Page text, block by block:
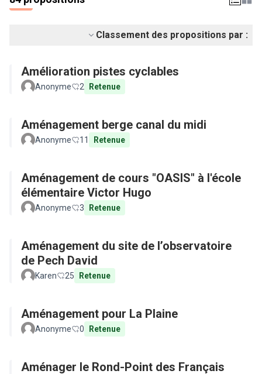
Classement des propositions par :
Amélioration pistes cyclables
Anonyme 2 Retenue
Aménagement berge canal du midi
Anonyme 11 Retenue
Aménagement de cours "OASIS" à l'école
élémentaire Victor Hugo
Anonyme 3 Retenue
Aménagement du site de l’observatoire
de Pech David
Karen 25 Retenue
Aménagement pour La Plaine
Anonyme 0 Retenue
Aménager le Rond-Point des Français